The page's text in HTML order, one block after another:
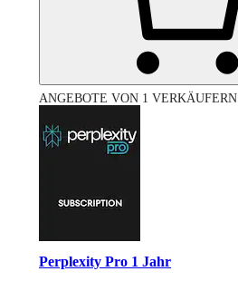
ANGEBOTE VON 1 VERKÄUFERN
Perplexity Pro 1 Jahr